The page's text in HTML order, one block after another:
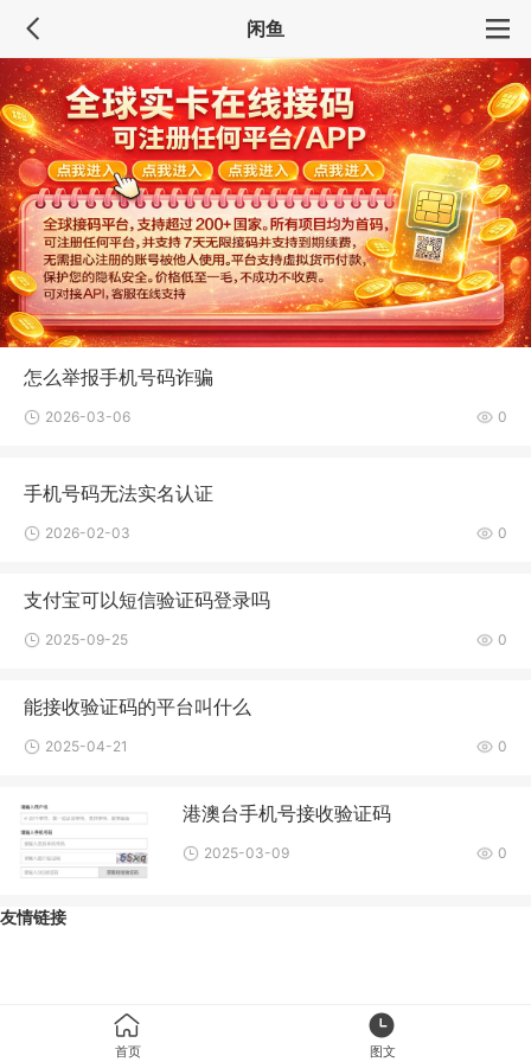
闲鱼
怎么举报手机号码诈骗
2026-03-06 0
手机号码无法实名认证
2026-02-03 0
支付宝可以短信验证码登录吗
2025-09-25 0
能接收验证码的平台叫什么
2025-04-21 0
港澳台手机号接收验证码
2025-03-09 0
友情链接
首页 图文